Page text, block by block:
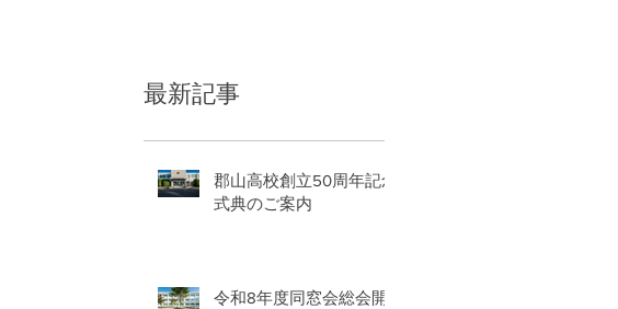
最新記事
郡山高校創立50周年記念
式典のご案内
令和8年度同窓会総会開